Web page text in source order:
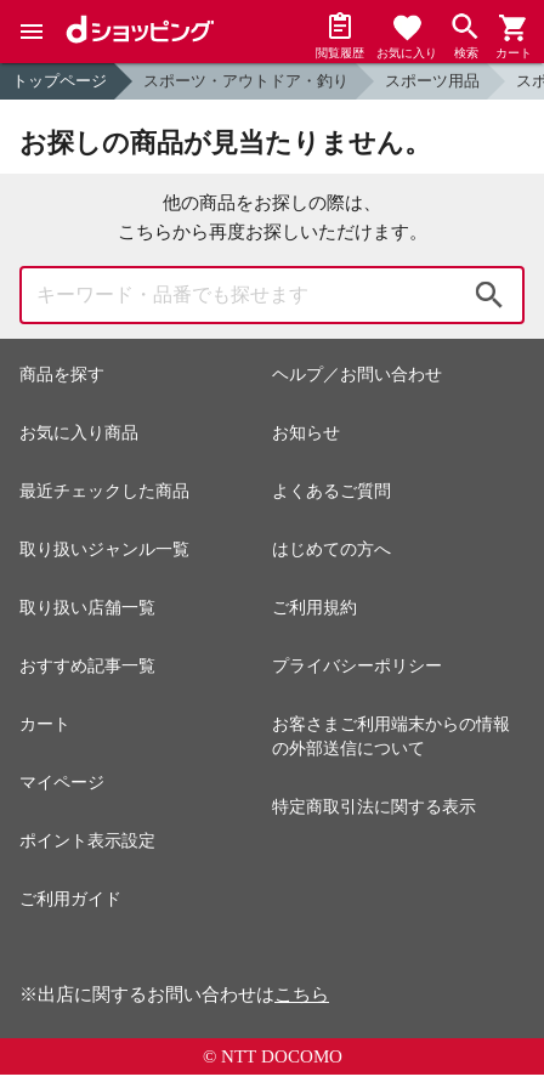
閲覧履歴 お気に入り 検索 カート
トップページ スポーツ・アウトドア・釣り スポーツ用品 ス
お探しの商品が見当たりません。
他の商品をお探しの際は、
こちらから再度お探しいただけます。
商品を探す
お気に入り商品
最近チェックした商品
取り扱いジャンル一覧
取り扱い店舗一覧
おすすめ記事一覧
カート
マイページ
ポイント表示設定
ご利用ガイド
ヘルプ／お問い合わせ
お知らせ
よくあるご質問
はじめての方へ
ご利用規約
プライバシーポリシー
お客さまご利用端末からの情報
の外部送信について
特定商取引法に関する表示
※出店に関するお問い合わせはこちら
© NTT DOCOMO